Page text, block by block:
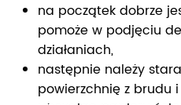
na początek dobrze
pomoże w podjęciu
działaniach,
następnie należy
powierzchnię z brudu